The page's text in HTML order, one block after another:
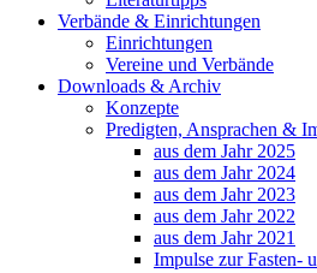
Verbände & Einrichtungen
Einrichtungen
Vereine und Verbände
Downloads & Archiv
Konzepte
Predigten, Ansprachen &
aus dem Jahr 2025
aus dem Jahr 2024
aus dem Jahr 2023
aus dem Jahr 2022
aus dem Jahr 2021
Impulse zur Fasten-